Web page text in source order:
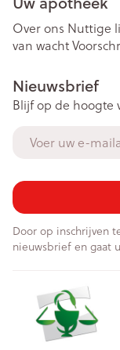
Over ons Nuttige
van wacht
Nieuwsbrief
Blijf op de hoogte
Door op inschrijven
nieuwsbrief en gaat